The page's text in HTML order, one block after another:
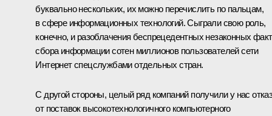
буквально нескольких, их можно перечислить по пальцам,
в сфере информационных технологий. Сыграли свою роль,
конечно, и разоблачения беспрецедентных незаконных
сбора информации сотен миллионов пользователей сети
Интернет спецслужбами отдельных стран.
С другой стороны, целый ряд компаний получили у нас
от поставок высокотехнологичного компьютерного